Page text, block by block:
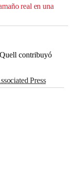
real en una
contribuyó
Press